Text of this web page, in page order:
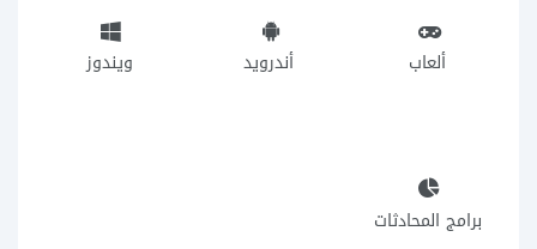
ألعاب أندرويد ويندوز
برامج المحادثات